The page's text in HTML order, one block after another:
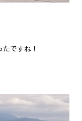
ですね！